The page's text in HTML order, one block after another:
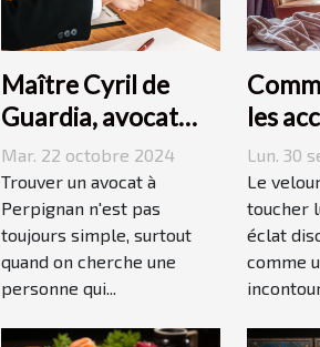
Maître Cyril de
Guardia, avocat
renommé à
Perpignan
Mar. 22 octobre 2024
Trouver un avocat à
Perpignan n'est pas
toujours simple, surtout
quand on cherche une
personne qui...
les
Lun. 30
Le
toucher
éclat
comme